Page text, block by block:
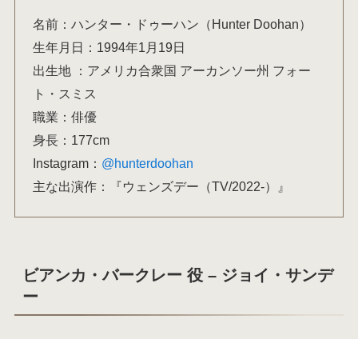
名前：ハンター・ドゥーハン（Hunter Doohan）
生年月日：1994年1月19日
出生地 ：アメリカ合衆国 アーカンソー州 フォー
ト・スミス
職業：俳優
身長：177cm
Instagram： @hunterdoohan
主な出演作：『ウェンズデー（TV/2022-）』
ビアンカ・バークレー 役 – ジョイ・サンデ
ー